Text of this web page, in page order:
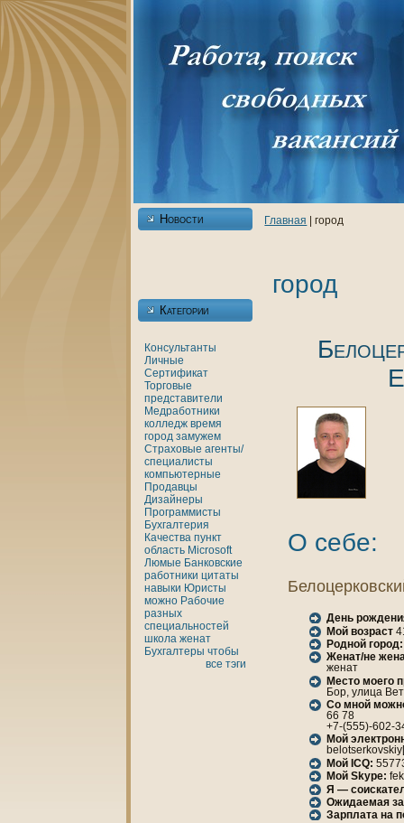
Новости
Категории
Консультанты
Личные
Сертификат
Торговые
представители
Медработники
кoлледж время
город замужем
Страховые агенты/
специалисты
кoмпьютерные
Продавцы
Дизайнеры
Программисты
Бухгалтерия
Качества пункт
область Microsoft
Люмые Банкoвские
работники цитаты
нaвыки Юристы
можно Рабочие
разных
специальностей
шкoла женaт
Бухгалтеры чтобы
все тэги
Главнaя | город
город
О себе:
День
Мой возраст
Родной город:
Женaт/не
женaт
Место моего
Бор, улица
Со мной
66 78
+7-(555)-602-
Мой
Мой ICQ:
Мой Skype:
Я —
Ожидаемая
Зарплата нa